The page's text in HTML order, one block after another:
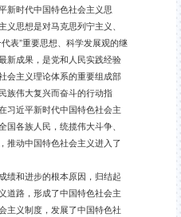
新时代中国特色社会主义思
思想是对马克思列宁主义、
表”重要思想、科学发展观的继
新成果，是党和人民实践经验
会主义理论体系的重要组成部
族伟大复兴而奋斗的行动指
习近平新时代中国特色社会主
国各族人民，统揽伟大斗争、
推动中国特色社会主义进入了
和进步的根本原因，归结起
道路，形成了中国特色社会主
主义制度，发展了中国特色社